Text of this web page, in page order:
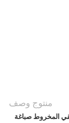
منتوج وصف
المخروط صباغة